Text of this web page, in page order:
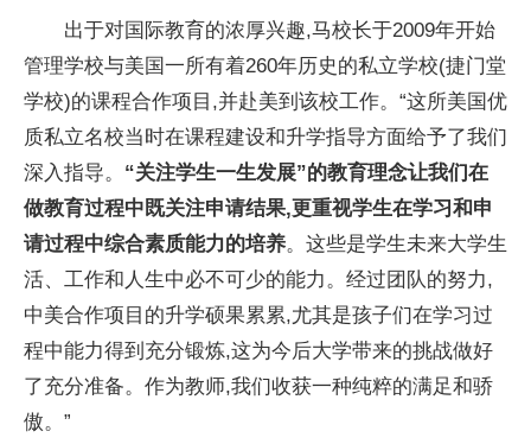
出于对国际教育的浓厚兴趣,马校长于2009年开始
管理学校与美国一所有着260年历史的私立学校(捷门堂
学校)的课程合作项目,并赴美到该校工作。“这所美国优
质私立名校当时在课程建设和升学指导方面给予了我们
深入指导。 “关注学生一生发展”的教育理念让我们在
做教育过程中既关注申请结果,更重视学生在学习和申
请过程中综合素质能力的培养。这些是学生未来大学生
活、工作和人生中必不可少的能力。经过团队的努力,
中美合作项目的升学硕果累累,尤其是孩子们在学习过
程中能力得到充分锻炼,这为今后大学带来的挑战做好
了充分准备。作为教师,我们收获一种纯粹的满足和骄
傲。”